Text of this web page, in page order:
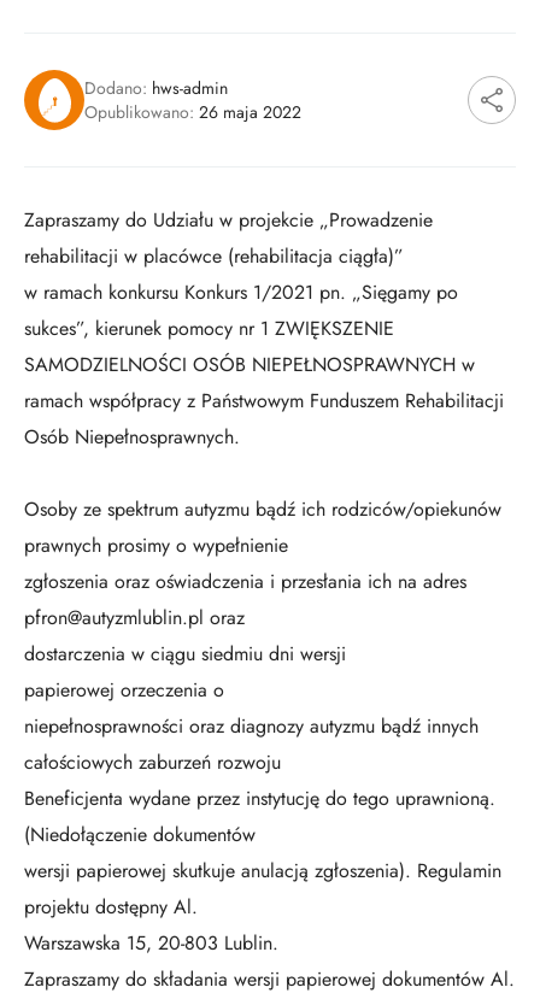
Dodano: hws-admin
Opublikowano: 26 maja 2022
Zapraszamy do Udziału w projekcie „Prowadzenie
rehabilitacji w placówce (rehabilitacja ciągła)”
w ramach konkursu Konkurs 1/2021 pn. „Sięgamy po
sukces”, kierunek pomocy nr 1 ZWIĘKSZENIE
SAMODZIELNOŚCI OSÓB NIEPEŁNOSPRAWNYCH w
ramach współpracy z Państwowym Funduszem Rehabilitacji
Osób Niepełnosprawnych.
Osoby ze spektrum autyzmu bądź ich rodziców/opiekunów
prawnych prosimy o wypełnienie
zgłoszenia oraz oświadczenia i przesłania ich na adres
pfron@autyzmlublin.pl oraz
dostarczenia w ciągu siedmiu dni wersji
papierowej orzeczenia o
niepełnosprawności oraz diagnozy autyzmu bądź innych
całościowych zaburzeń rozwoju
Beneficjenta wydane przez instytucję do tego uprawnioną.
(Niedołączenie dokumentów
wersji papierowej skutkuje anulacją zgłoszenia). Regulamin
projektu dostępny Al.
Warszawska 15, 20-803 Lublin.
Zapraszamy do składania wersji papierowej dokumentów Al.